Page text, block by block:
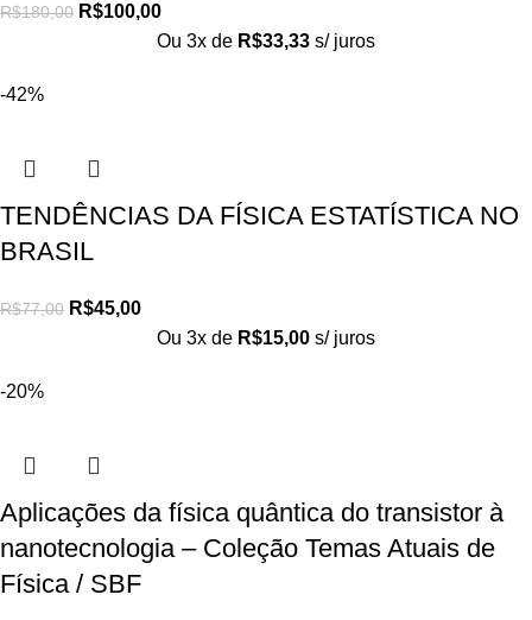
R$180,00 R$100,00
Ou 3x de R$33,33 s/ juros
-42%
TENDÊNCIAS DA FÍSICA ESTATÍSTICA NO
BRASIL
R$77,00 R$45,00
Ou 3x de R$15,00 s/ juros
-20%
Aplicações da física quântica do transistor à
nanotecnologia – Coleção Temas Atuais de
Física / SBF